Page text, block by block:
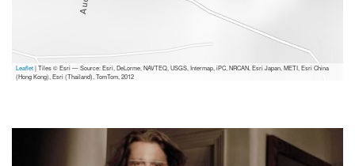
Leaflet| Tiles © Esri — Source: Esri, DeLorme, NAVTEQ, USGS, Intermap, iPC, NRCAN, Esri Japan, METI, Esri China
(Hong Kong), Esri (Thailand), TomTom, 2012